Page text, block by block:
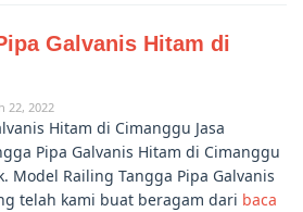
Galvanis Hitam di
22, 2022
Hitam di Cimanggu Jasa
Pipa Galvanis Hitam di Cimanggu
Model Railing Tangga Pipa Galvanis
telah kami buat beragam dari baca